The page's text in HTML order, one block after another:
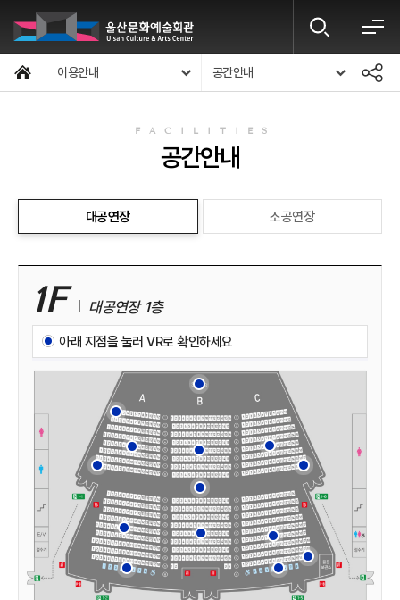
이용안내 공간안내
FACILITIES
공간안내
대공연장 소공연장
1F 대공연장 1층
아래 지점을 눌러 VR로 확인하세요